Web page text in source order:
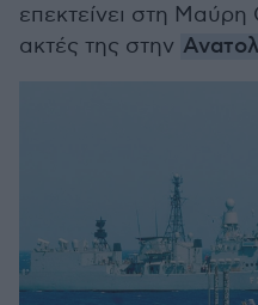
επεκτείνει στη Μαύρη
ακτές της στην